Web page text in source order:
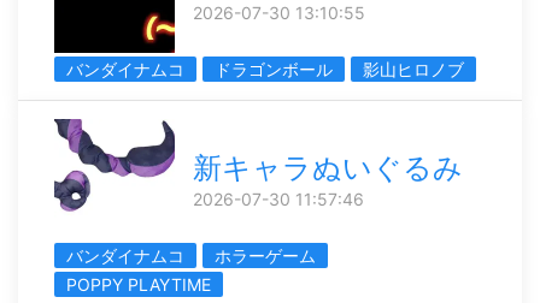
2026-07-30 13:10:55
バンダイナムコ ドラゴンボール 影山ヒロノブ
新キャラぬいぐるみ
2026-07-30 11:57:46
バンダイナムコ
ホラーゲーム
POPPY PLAYTIME